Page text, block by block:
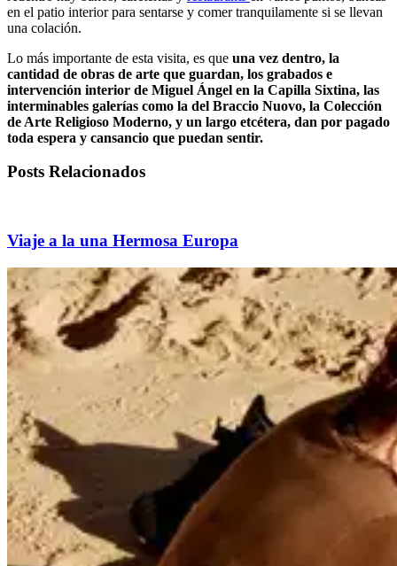
en el patio interior para sentarse y comer tranquilamente si se llevan
una colación.
Lo más importante de esta visita, es que una vez dentro, la
cantidad de obras de arte que guardan, los grabados e
intervención interior de Miguel Ángel en la Capilla Sixtina, las
interminables galerías como la del Braccio Nuovo, la Colección
de Arte Religioso Moderno, y un largo etcétera, dan por pagado
toda espera y cansancio que puedan sentir.
Posts Relacionados
Viaje a la una Hermosa Europa